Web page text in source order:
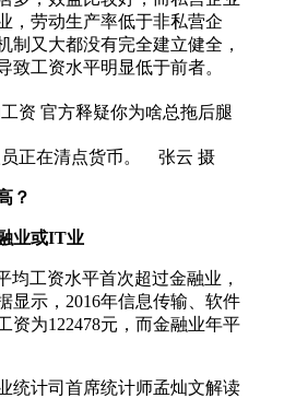
，劳动生产率低于非私营企
制又大都没有完全建立健全，
致工资水平明显低于前者。
员正在清点货币。 张云 摄
？
或IT业
工资水平首次超过金融业，
显示，2016年信息传输、软件
资为122478元，而金融业年平
计司首席统计师孟灿文解读